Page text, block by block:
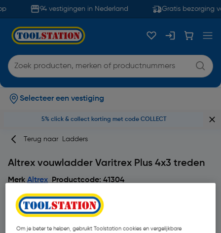
94 vestigingen in Nederland Gratis bezorging
Selecteer een vestiging
5% click & collect korting met code COLLECT
Terug naar Ladders
Altrex vouwladder Varitrex Plus 4x3 treden
Merk Altrex Productcode: 41304
Om je beter te helpen, gebruikt Toolstation cookies en vergelijkbare